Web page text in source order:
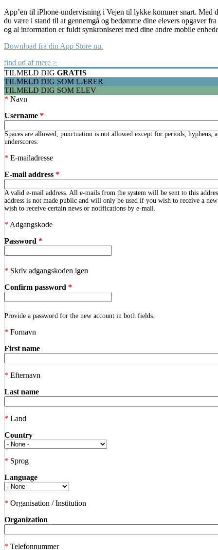
App’en til iPhone-undervisning i Vejen til lykke kommer snart. Med
du være i stand til at gennemgå og bedømme dine elevers opgaver
og al information er fuldt synkroniseret med dine andre mobile
Download fra din App Store nu.
find ud af mere >
TILMELD DIG GRATIS
TILMELD DIG SOM LÆRER
TILMELD DIG SOM ELEV
* Navn
Username *
Spaces are allowed; punctuation is not allowed except for periods, hyphens,
underscores.
* E-mailadresse
E-mail address *
A valid e-mail address. All e-mails from the system will be sent to this
address is not made public and will only be used if you wish to receive a
wish to receive certain news or notifications by e-mail.
* Adgangskode
Password *
* Skriv adgangskoden igen
Confirm password *
Provide a password for the new account in both fields.
* Fornavn
First name
* Efternavn
Last name
* Land
Country
* Sprog
Language
* Organisation / Institution
Organization
* Telefonnummer